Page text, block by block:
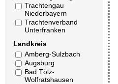
Trachtengau
Niederbayern
Trachtenverband
Unterfranken
Landkreis
Amberg-Sulzbach
Augsburg
Bad Tölz-
Wolfratshausen